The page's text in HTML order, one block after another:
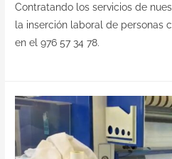
Contratando los servicios de
la inserción laboral de personas
en el 976 57 34 78.